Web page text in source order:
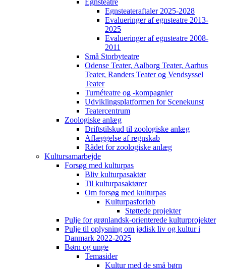
Egnsteatre
Egnsteateraftaler 2025-2028
Evalueringer af egnsteatre 2013-
2025
Evalueringer af egnsteatre 2008-
2011
Små Storbyteatre
Odense Teater, Aalborg Teater, Aarhus
Teater, Randers Teater og Vendsyssel
Teater
Turnéteatre og -kompagnier
Udviklingsplatformen for Scenekunst
Teatercentrum
Zoologiske anlæg
Driftstilskud til zoologiske anlæg
Aflæggelse af regnskab
Rådet for zoologiske anlæg
Kultursamarbejde
Forsøg med kulturpas
Bliv kulturpasaktør
Til kulturpasaktører
Om forsøg med kulturpas
Kulturpasforløb
Støttede projekter
Pulje for grønlandsk-orienterede kulturprojekter
Pulje til oplysning om jødisk liv og kultur i
Danmark 2022-2025
Børn og unge
Temasider
Kultur med de små børn